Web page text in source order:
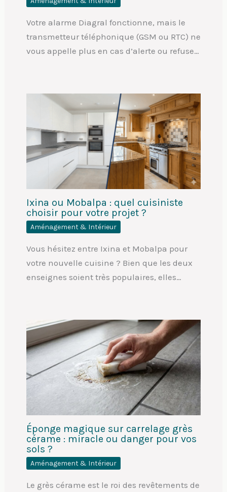
Votre alarme Diagral fonctionne, mais le
transmetteur téléphonique (GSM ou RTC) ne
vous appelle plus en cas d’alerte ou refuse…
Ixina ou Mobalpa : quel cuisiniste
choisir pour votre projet ?
Aménagement & Intérieur
Vous hésitez entre Ixina et Mobalpa pour
votre nouvelle cuisine ? Bien que les deux
enseignes soient très populaires, elles…
Éponge magique sur carrelage grès
cérame : miracle ou danger pour vos
sols ?
Aménagement & Intérieur
Le grès cérame est le roi des revêtements de